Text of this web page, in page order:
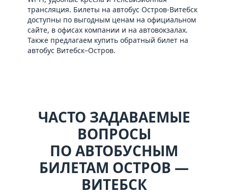
трансляция. Билеты на автобус Остров-Витебск
доступны по выгодным ценам на официальном
сайте, в офисах компании и на автовокзалах.
Также предлагаем купить обратный билет на
автобус Витебск–Остров.
ЧАСТО ЗАДАВАЕМЫЕ
ВОПРОСЫ
ПО АВТОБУСНЫМ
БИЛЕТАМ ОСТРОВ —
ВИТЕБСК